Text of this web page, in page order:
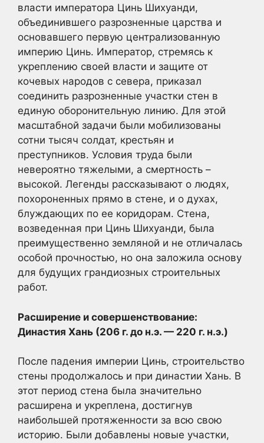
власти императора Цинь Шихуанди,
объединившего разрозненные царства и
основавшего первую централизованную
империю Цинь. Император, стремясь к
укреплению своей власти и защите от
кочевых народов с севера, приказал
соединить разрозненные участки стен в
единую оборонительную линию. Для этой
масштабной задачи были мобилизованы
сотни тысяч солдат, крестьян и
преступников. Условия труда были
невероятно тяжелыми, а смертность –
высокой. Легенды рассказывают о людях,
похороненных прямо в стене, и о духах,
блуждающих по ее коридорам. Стена,
возведенная при Цинь Шихуанди, была
преимущественно земляной и не отличалась
особой прочностью, но она заложила основу
для будущих грандиозных строительных
работ.
Расширение и совершенствование:
Династия Хань (206 г. до н.э. — 220 г. н.э.)
После падения империи Цинь, строительство
стены продолжалось и при династии Хань. В
этот период стена была значительно
расширена и укреплена, достигнув
наибольшей протяженности за всю свою
историю. Были добавлены новые участки,